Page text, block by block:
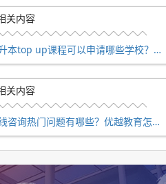
关内容
【教育制度】专科生福音！英国专升本top up课程可以申请哪些学校？如何获得本科学位？
关内容
【英国教育制度】英国本科留学在线咨询热门问题有哪些？优越教育怎么样?